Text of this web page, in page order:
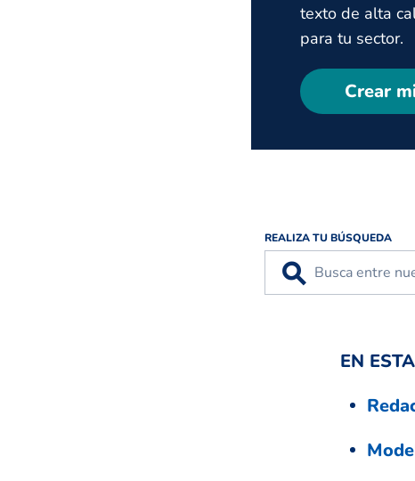
texto de alta
para tu sector.
Crear
REALIZA TU BÚSQUEDA
⚲
EN